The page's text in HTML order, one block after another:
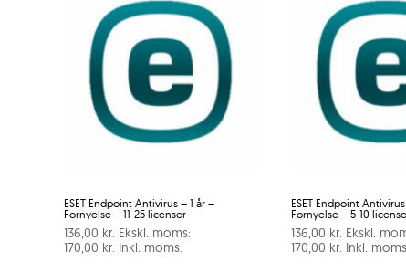
ESET Endpoint Antivirus – 1 år –
Fornyelse – 11-25 licenser
136,00 kr. Ekskl. moms:
170,00 kr. Inkl. moms:
ESET Endpoint
Fornyelse – 5-10
136,00 kr. Ekskl.
170,00 kr. Inkl.